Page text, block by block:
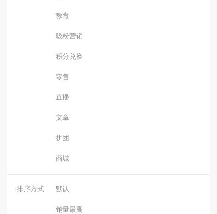
教育
吸粉营销
积分兑换
零售
直播
文章
拼团
商城
排序方式 默认
销量最高